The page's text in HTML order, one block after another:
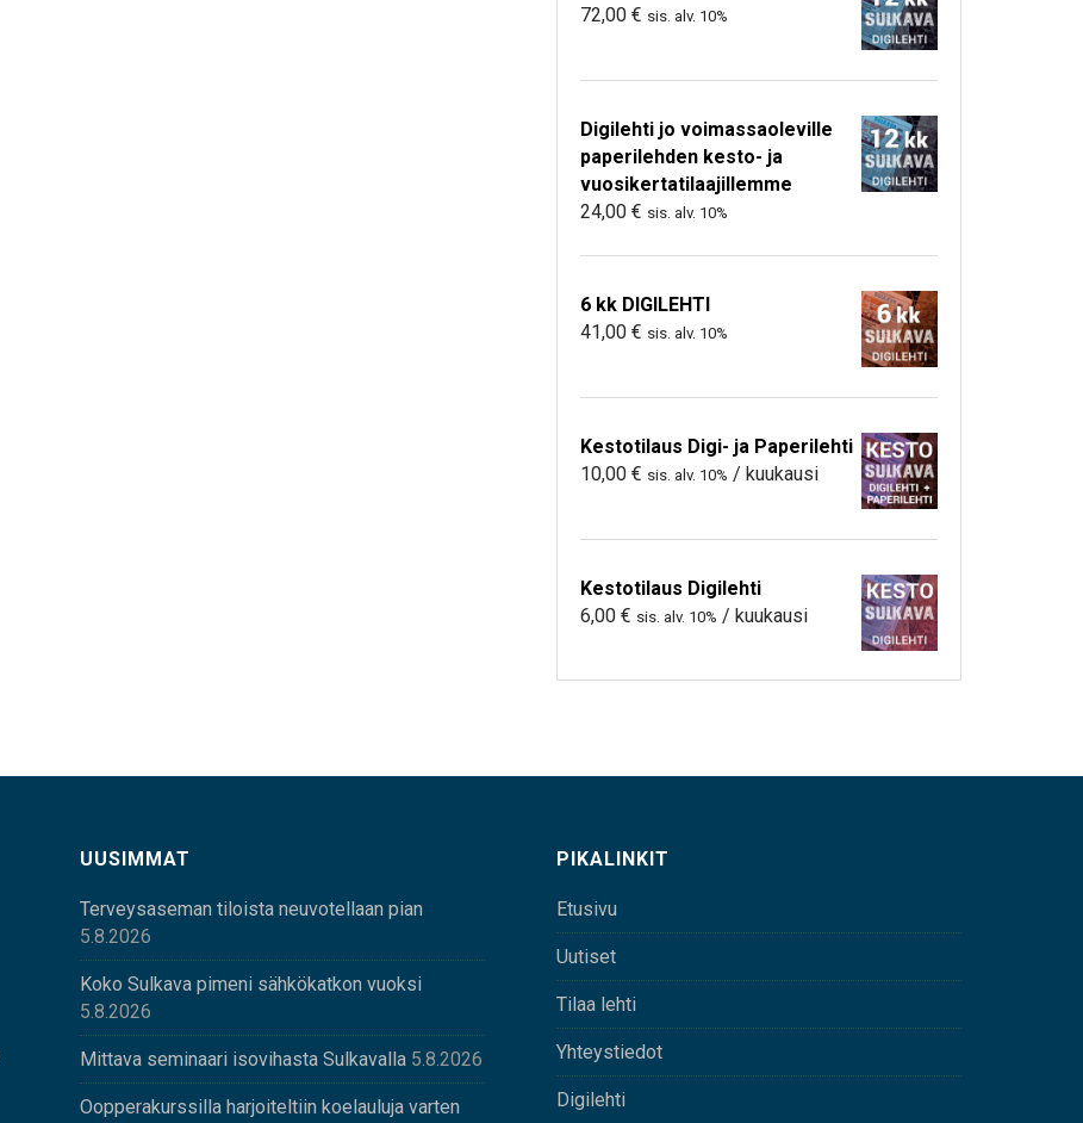
72,00 € sis. alv. 10%
Digilehti jo voimassaoleville
paperilehden kesto- ja
vuosikertatilaajillemme
24,00 € sis. alv. 10%
6 kk DIGILEHTI
41,00 € sis. alv. 10%
Kestotilaus Digi- ja Paperilehti
10,00 € sis. alv. 10% / kuukausi
Kestotilaus Digilehti
6,00 € sis. alv. 10% / kuukausi
UUSIMMAT
Terveysaseman tiloista neuvotellaan pian
5.8.2026
Koko Sulkava pimeni sähkökatkon vuoksi
5.8.2026
Mittava seminaari isovihasta Sulkavalla 5.8.2026
Oopperakurssilla harjoiteltiin koelauluja varten
PIKALINKIT
Etusivu
Uutiset
Tilaa lehti
Yhteystiedot
Digilehti